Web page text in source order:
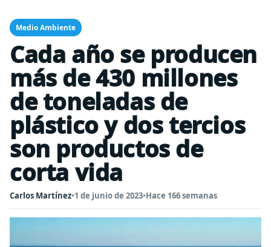
Medio Ambiente
Cada año se producen
más de 430 millones
de toneladas de
plástico y dos tercios
son productos de
corta vida
Carlos Martínez•1 de junio de 2023•Hace 166 semanas